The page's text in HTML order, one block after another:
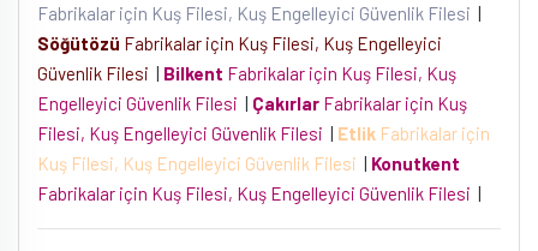
Fabrikalar için Kuş Filesi, Kuş Engelleyici Güvenlik Filesi |
Söğütözü Fabrikalar için Kuş Filesi, Kuş Engelleyici
Güvenlik Filesi | Bilkent Fabrikalar için Kuş Filesi, Kuş
Engelleyici Güvenlik Filesi | Çakırlar Fabrikalar için Kuş
Filesi, Kuş Engelleyici Güvenlik Filesi | Etlik Fabrikalar için
Kuş Filesi, Kuş Engelleyici Güvenlik Filesi | Konutkent
Fabrikalar için Kuş Filesi, Kuş Engelleyici Güvenlik Filesi |